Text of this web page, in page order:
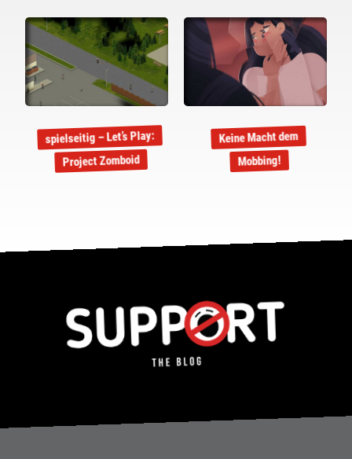
spielseitig – Let’s Play:
Project Zomboid
Keine Macht dem
Mobbing!